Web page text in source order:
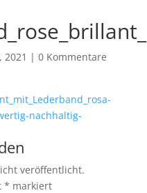
2021 | 0 Kommentare
veröffentlicht.
* markiert